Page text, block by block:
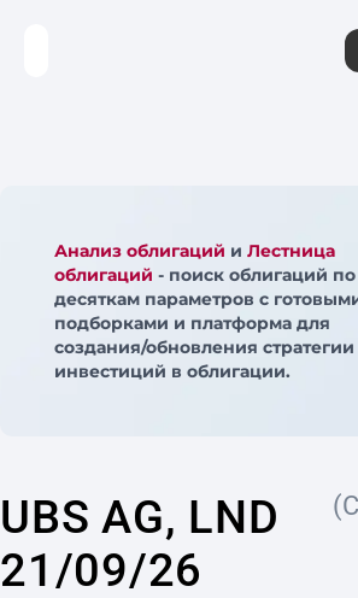
Анализ облигаций и Лестница
облигаций - поиск облигаций по
десяткам параметров с
подборками и платформа для
создания/обновления стратегии
инвестиций в облигации.
UBS AG, LND
21/09/26